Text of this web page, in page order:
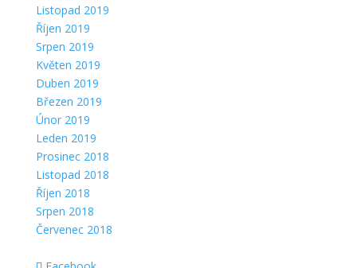
Listopad 2019
Říjen 2019
Srpen 2019
Květen 2019
Duben 2019
Březen 2019
Únor 2019
Leden 2019
Prosinec 2018
Listopad 2018
Říjen 2018
Srpen 2018
Červenec 2018